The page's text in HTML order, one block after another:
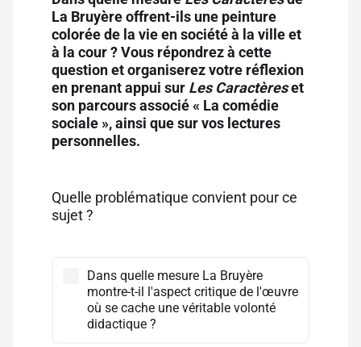
Pour profiter de 10 contenus offerts.
La Bruyère offrent-ils une peinture
colorée de la vie en société à la ville et
à la cour ? Vous répondrez à cette
question et organiserez votre réflexion
en prenant appui sur Les Caractèreset
son parcours associé « La comédie
sociale », ainsi que sur vos lectures
personnelles.
Quelle problématique convient pour ce
sujet ?
Dans quelle mesure La Bruyère
montre-t-il l'aspect critique de l'œuvre
où se cache une véritable volonté
didactique ?